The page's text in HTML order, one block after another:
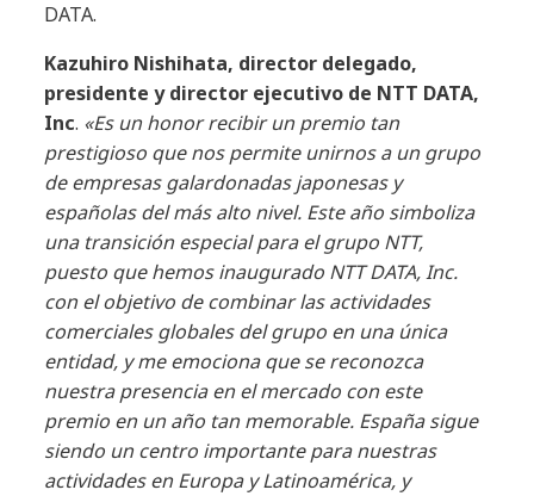
DATA.
Kazuhiro Nishihata, director delegado,
presidente y director ejecutivo de NTT DATA,
Inc. «Es un honor recibir un premio tan
prestigioso que nos permite unirnos a un grupo
de empresas galardonadas japonesas y
españolas del más alto nivel. Este año simboliza
una transición especial para el grupo NTT,
puesto que hemos inaugurado NTT DATA, Inc.
con el objetivo de combinar las actividades
comerciales globales del grupo en una única
entidad, y me emociona que se reconozca
nuestra presencia en el mercado con este
premio en un año tan memorable. España sigue
siendo un centro importante para nuestras
actividades en Europa y Latinoamérica, y